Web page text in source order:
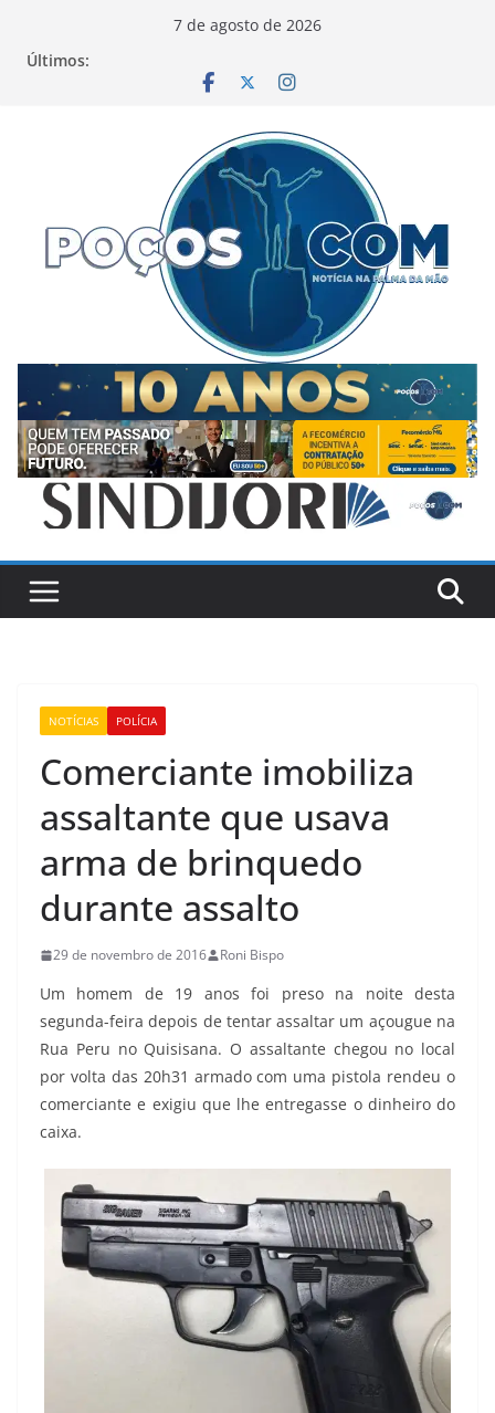
7 de agosto de 2026
Últimos:
NOTÍCIAS POLÍCIA
Comerciante imobiliza
assaltante que usava
arma de brinquedo
durante assalto
29 de novembro de 2016 Roni Bispo
Um homem de 19 anos foi preso na noite desta
segunda-feira depois de tentar assaltar um açougue na
Rua Peru no Quisisana. O assaltante chegou no local
por volta das 20h31 armado com uma pistola rendeu o
comerciante e exigiu que lhe entregasse o dinheiro do
caixa.